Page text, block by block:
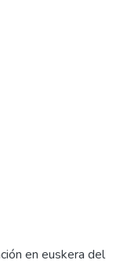
en euskera del